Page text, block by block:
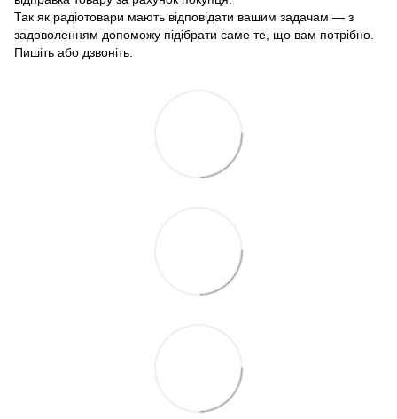
Так як радіотовари мають відповідати вашим задачам — з
задоволенням допоможу підібрати саме те, що вам потрібно.
Пишіть або дзвоніть.